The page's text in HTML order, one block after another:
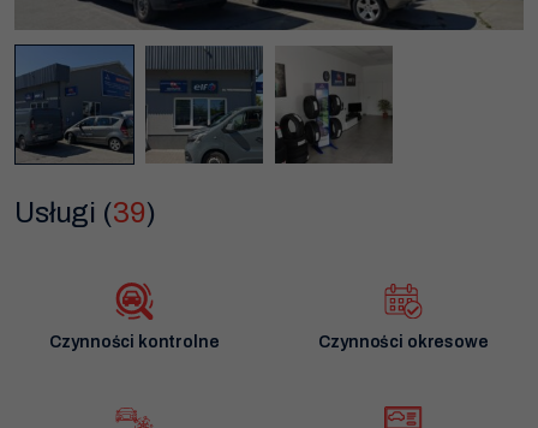
Usługi (39)
Czynności kontrolne Czynności okresowe